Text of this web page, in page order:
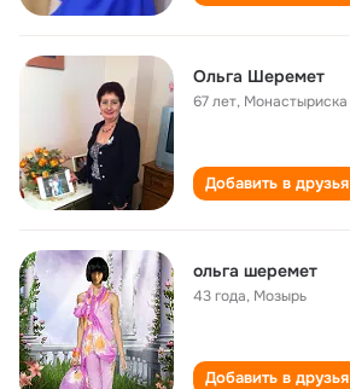
Ольга Шеремет
67 лет, Монастыриска
Добавить в друзья
ольга шеремет
43 года, Мозырь
Добавить в друзья